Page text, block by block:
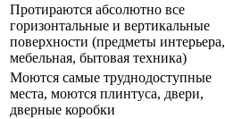
Протираются абсолютно все
горизонтальные и вертикальные
поверхности (предметы интерьера,
мебельная, бытовая техника)
Моются самые труднодоступные
места, моются плинтуса, двери,
дверные коробки